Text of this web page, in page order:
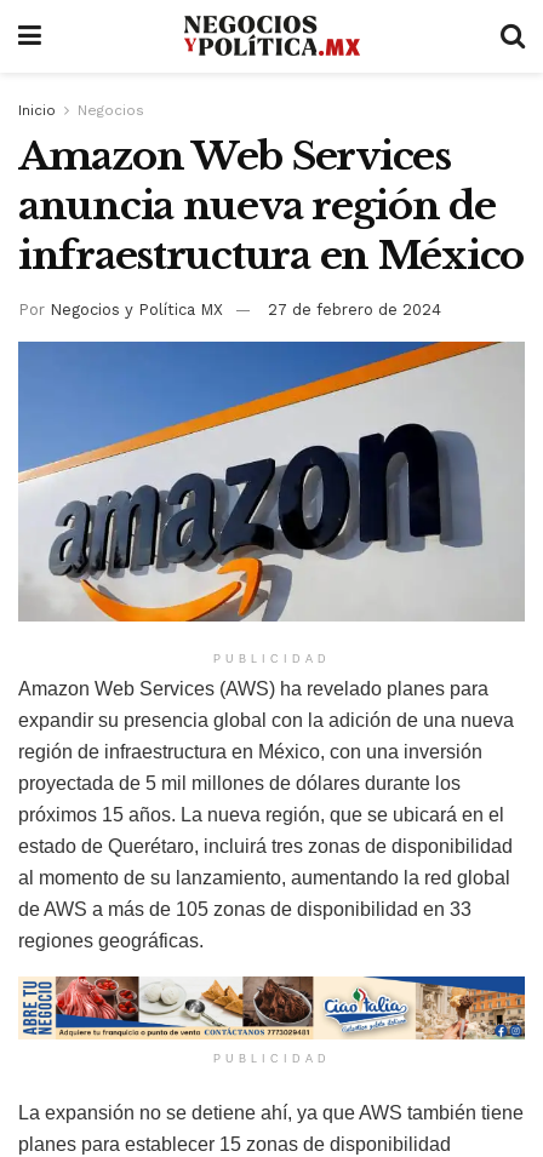
Inicio Negocios
Amazon Web Services
anuncia nueva región de
infraestructura en México
Por Negocios y Política MX 27 de febrero de 2024
PUBLICIDAD
Amazon Web Services (AWS) ha revelado planes para
expandir su presencia global con la adición de una nueva
región de infraestructura en México, con una inversión
proyectada de 5 mil millones de dólares durante los
próximos 15 años. La nueva región, que se ubicará en el
estado de Querétaro, incluirá tres zonas de disponibilidad
al momento de su lanzamiento, aumentando la red global
de AWS a más de 105 zonas de disponibilidad en 33
regiones geográficas.
PUBLICIDAD
La expansión no se detiene ahí, ya que AWS también tiene
planes para establecer 15 zonas de disponibilidad